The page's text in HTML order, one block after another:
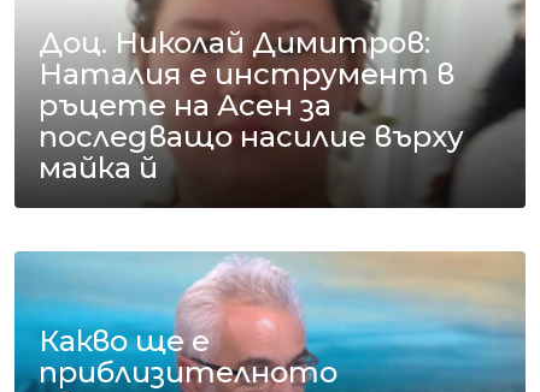
Доц. Николай Димитров:
Наталия е инструмент в
ръцете на Асен за
последващо насилие върху
майка й
Какво ще е
приблизителното